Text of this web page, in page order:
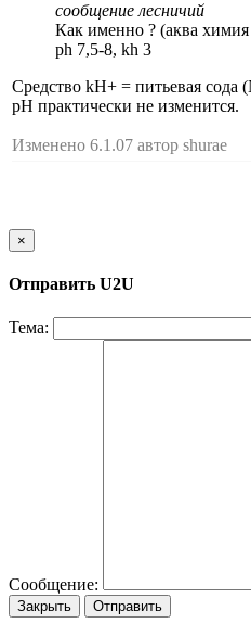
сообщение лесничий
Как именно ? (аква
ph 7,5-8, kh 3
Средство kH+ = питьевая
pH практически не изменится.
Изменено 6.1.07 автор shurae
×
Отправить U2U
Тема:
Сообщение:
Закрыть Отправить